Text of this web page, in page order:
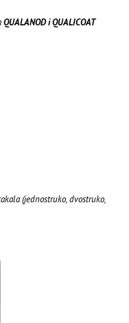
QUALANOD i QUALICOAT
(jednostruko, dvostruko,